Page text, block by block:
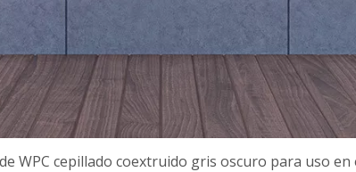
WPC cepillado coextruido gris oscuro para uso